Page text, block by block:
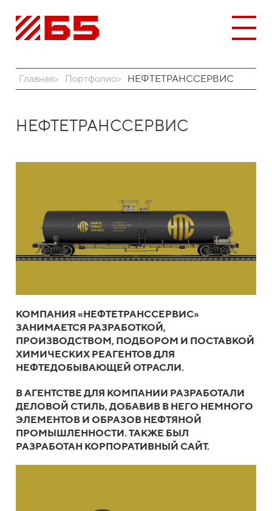
Главная Портфолио НЕФТЕТРАНССЕРВИС
НЕФТЕТРАНССЕРВИС
КОМПАНИЯ «НЕФТЕТРАНССЕРВИС»
ЗАНИМАЕТСЯ РАЗРАБОТКОЙ,
ПРОИЗВОДСТВОМ, ПОДБОРОМ И ПОСТАВКОЙ
ХИМИЧЕСКИХ РЕАГЕНТОВ ДЛЯ
НЕФТЕДОБЫВАЮЩЕЙ ОТРАСЛИ.
В АГЕНТСТВЕ ДЛЯ КОМПАНИИ РАЗРАБОТАЛИ
ДЕЛОВОЙ СТИЛЬ, ДОБАВИВ В НЕГО НЕМНОГО
ЭЛЕМЕНТОВ И ОБРАЗОВ НЕФТЯНОЙ
ПРОМЫШЛЕННОСТИ. ТАКЖЕ БЫЛ
РАЗРАБОТАН КОРПОРАТИВНЫЙ САЙТ.